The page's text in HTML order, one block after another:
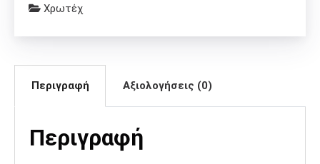
Χρωτέχ
Περιγραφή Αξιολογήσεις (0)
Περιγραφή